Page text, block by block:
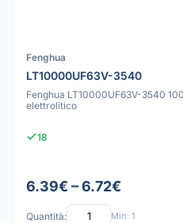
Fenghua
LT10000UF63V-3540
Fenghua LT10000UF63V-3540
elettrolitico
18
6.39€ – 6.72€
Quantità: Min: 1